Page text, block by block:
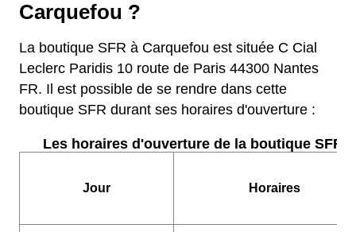
Carquefou ?
La boutique SFR à Carquefou est située C Cial
Leclerc Paridis 10 route de Paris 44300 Nantes
FR. Il est possible de se rendre dans cette
boutique SFR durant ses horaires d'ouverture :
Les horaires d'ouverture de la boutique SFR :
Jour Horaires